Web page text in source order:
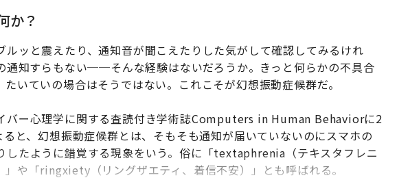
か？
ルッと震えたり、通知音が聞こえたりした気がして確認してみるけれ
通知すらもない──そんな経験はないだろうか。きっと何らかの不具合
いていの場合はそうではない。これこそが幻想振動症候群だ。
バー心理学に関する査読付き学術誌Computers in Human Behaviorに2
ると、幻想振動症候群とは、そもそも通知が届いていないのにスマホの
したように錯覚する現象をいう。俗に「textaphrenia（テキスタフレニ
」や「ringxiety（リングザエティ、着信不安）」とも呼ばれる。